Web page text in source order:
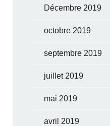
Décembre 2019
octobre 2019
septembre 2019
juillet 2019
mai 2019
avril 2019